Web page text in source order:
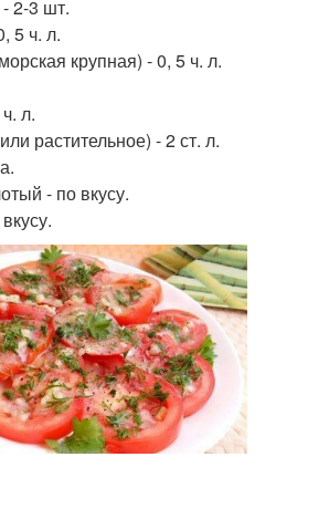
2-3 шт.
5 ч. л.
крупная) - 0, 5 ч. л.
л.
растительное) - 2 ст. л.
- по вкусу.